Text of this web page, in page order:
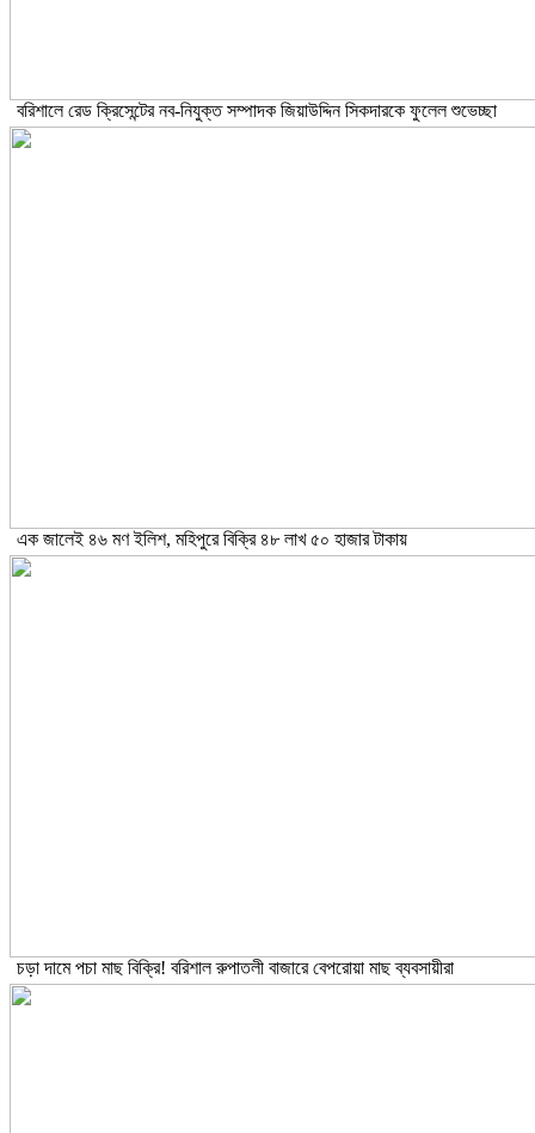
বরিশালে রেড ক্রিসেন্টের নব-নিযুক্ত সম্পাদক জিয়াউদ্দিন সিকদারকে ফুলেল শুভেচ্ছা
এক জালেই ৪৬ মণ ইলিশ, মহিপুরে বিক্রি ৪৮ লাখ ৫০ হাজার টাকায়
চড়া দামে পচা মাছ বিক্রি! বরিশাল রুপাতলী বাজারে বেপরোয়া মাছ ব্যবসায়ীরা